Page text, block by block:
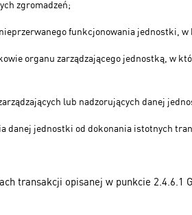
zgromadzeń;
funkcjonowania jednostki,
organu zarządzającego jednostką, w
lub nadzorujących danej
danej jednostki od dokonania istotnych
transakcji opisanej w punkcie 2.4.6.1